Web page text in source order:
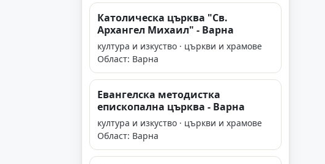
Католическа църква "Св.
Архангел Михаил" - Варна
култура и изкуство · църкви и храмове
Област: Варна
Евангелска методистка
епископална църква - Варна
култура и изкуство · църкви и храмове
Област: Варна